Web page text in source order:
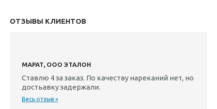
ОТЗЫВЫ КЛИЕНТОВ
МАРАТ, ООО ЭТАЛОН
Ставлю 4 за заказ. По качеству нареканий нет, но
достьавку задержали.
Весь отзыв »